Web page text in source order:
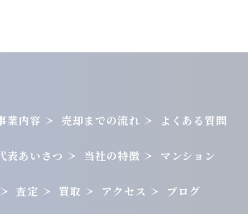
業内容 売却までの流れ よくある質問
表あいさつ 当社の特徴 マンション
査定 買取 アクセス ブログ